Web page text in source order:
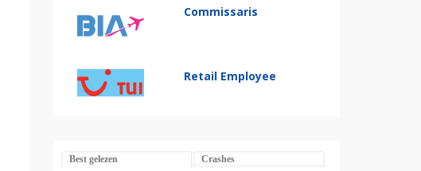
Commissaris
Retail Employee
Best gelezen Crashes